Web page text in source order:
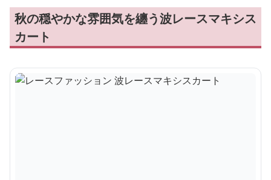
秋の穏やかな雰囲気を纏う波レースマキシス
カート